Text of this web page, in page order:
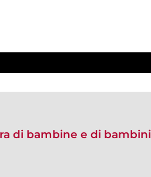
di bambine e di bambini